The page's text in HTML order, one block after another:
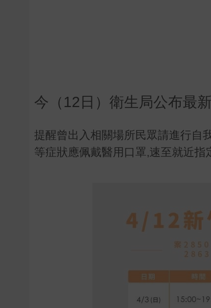
今（12日）衛生局公布最
提醒曾出入相關場所民眾請進行自
等症狀應佩戴醫用口罩,速至就近